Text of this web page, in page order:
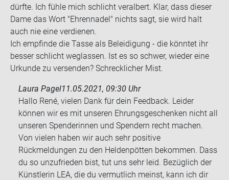
dürf­te. Ich fühle mich schlicht ver­al­bert. Klar, dass die­ser
Dame das Wort "Eh­ren­na­del" nichts sagt, sie wird halt
auch nie eine ver­die­nen.
Ich emp­fin­de die Tasse als Be­lei­di­gung - die könn­tet ihr
bes­ser schlicht weg­las­sen. Ist es so schwer, wie­der eine
Ur­kun­de zu ver­sen­den? Schreck­li­cher Mist.
Laura Pagel11.05.2021, 09:30 Uhr
Hallo René, vielen Dank für dein Feedback. Leider
können wir es mit unseren Ehrungsgeschenken nicht all
unseren Spenderinnen und Spendern recht machen.
Von vielen haben wir auch sehr positive
Rückmeldungen zu den Heldenpötten bekommen. Dass
du so unzufrieden bist, tut uns sehr leid. Bezüglich der
Künstlerin LEA, die du vermutlich meinst, kann ich dir